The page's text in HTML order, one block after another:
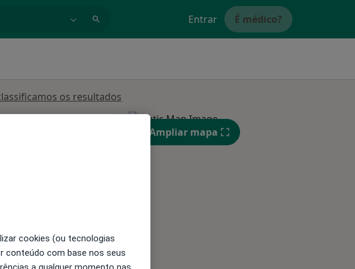
Entrar É médico?
os resultados
Qua Qui,
13 Ago
Ampliar mapa
cookies (ou tecnologias
conteúdo com base nos seus